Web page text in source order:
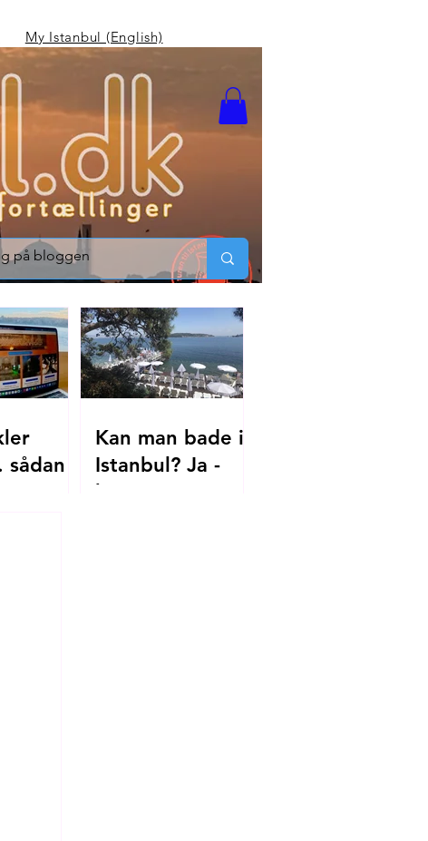
My Istanbul (English)
til
Kan man bade i
Istanbul? Ja -
her er